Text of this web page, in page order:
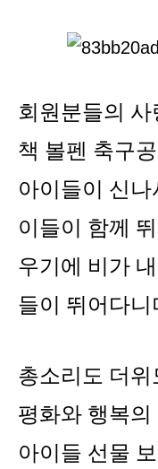
회원분들의 사
책 볼펜 축구
아이들이 신
이들이 함께
우기에 비가
들이 뛰어다
총소리도 더
평화와 행복
아이들 선물